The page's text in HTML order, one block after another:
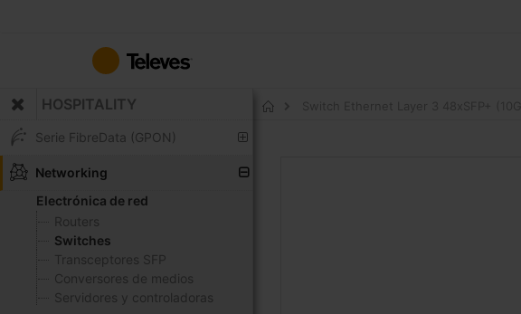
contenido
HOSPITALITY
Serie FibreData (GPON)
Networking
Electrónica de red
Routers
Switches
Transceptores SFP
Conversores de medios
Servidores y controladoras